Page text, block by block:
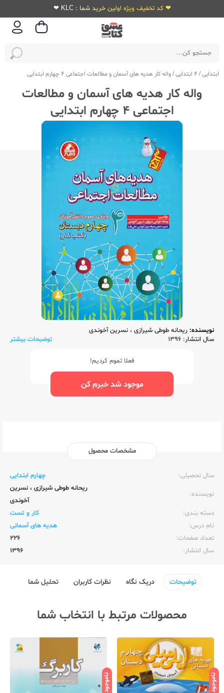
❤ کد تخفیف ویژه اولین خرید شما : KLC ❤
ابتدایی/ 4 ابتدایی /واله کار هدیه های آسمان و مطالعات اجتماعی 4 چهارم ابتدایی
واله کار هدیه های آسمان و مطالعات
اجتماعی 4 چهارم ابتدایی
نویسنده: ریحانه طوطی شیرازی ، نسرین آخوندی
سال انتشار: 1396
توضیحات بیشتر
فعلا تموم کردیم!
موجود شد خبرم کن
مشخصات محصول
سال تحصیلی:‌
چهارم ابتدایی
نویسنده:‌
ریحانه طوطی شیرازی ، نسرین
آخوندی
دسته بندی:
کار و تست
نام درس:
هدیه های آسمانی
تعداد صفحات:‌
226
سال انتشار:‌
1396
توضیحات دریک نگاه نظرات کاربران تحلیل شما
محصولات مرتبط با انتخاب شما
ناموجود ناموجود